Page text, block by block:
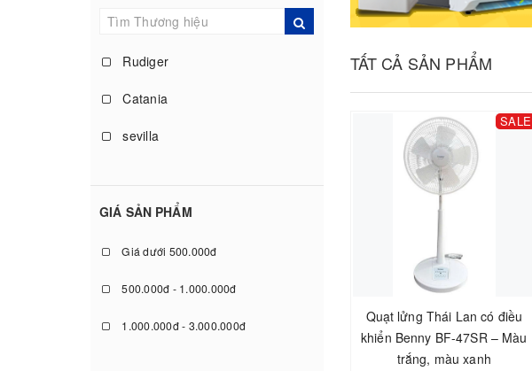
nồi hấp
Máy làm sữa hạt
Tủ sấy bát
Máy Ép Trái Cây
Bếp Hồng Ngoại
quạt sạc
quạt sạc
tủ đựng đồ khô
Rudiger
Catania
sevilla
kyungjin
fujiroki
b4
Tico
GIÁ SẢN PHẨM
Giá dưới 500.000đ
500.000đ - 1.000.000đ
1.000.000đ - 3.000.000đ
TẤT CẢ SẢN PHẨM
SALE
Quạt lửng Thái Lan có điều
khiển Benny BF-47SR – Màu
trắng, màu xanh